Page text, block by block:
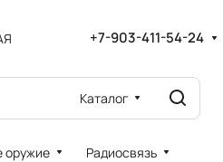
+7-903-411-54-24
Каталог
оружие Радиосвязь